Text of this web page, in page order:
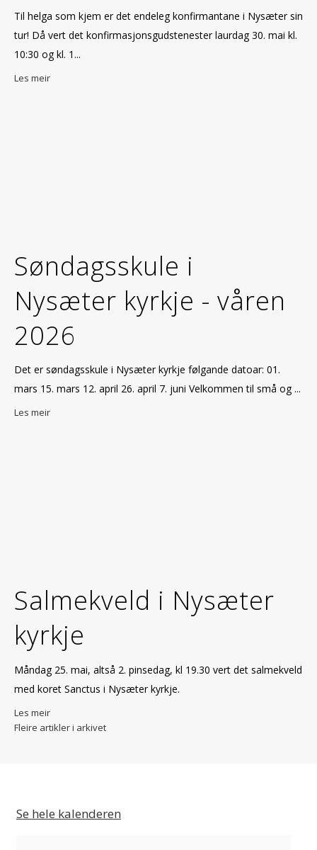
Til helga som kjem er det endeleg konfirmantane i Nysæter sin
tur! Då vert det konfirmasjonsgudstenester laurdag 30. mai kl.
10:30 og kl. 1...
Les meir
Søndagsskule i
Nysæter kyrkje - våren
2026
Det er søndagsskule i Nysæter kyrkje følgande datoar: 01.
mars 15. mars 12. april 26. april 7. juni Velkommen til små og ...
Les meir
Salmekveld i Nysæter
kyrkje
Måndag 25. mai, altså 2. pinsedag, kl 19.30 vert det salmekveld
med koret Sanctus i Nysæter kyrkje.
Les meir
Fleire artikler i arkivet
Se hele kalenderen